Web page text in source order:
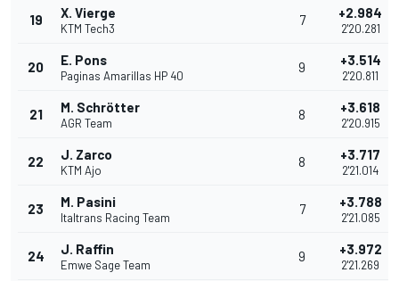
19 X. Vierge
KTM Tech3
7 +2.984
2'20.281
20 E. Pons
Paginas Amarillas HP 40
9 +3.514
2'20.811
21 M. Schrötter
AGR Team
8 +3.618
2'20.915
22 J. Zarco
KTM Ajo
8 +3.717
2'21.014
23 M. Pasini
Italtrans Racing Team
7 +3.788
2'21.085
24 J. Raffin
Emwe Sage Team
9 +3.972
2'21.269